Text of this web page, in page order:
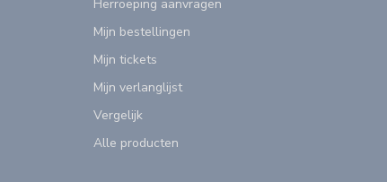
Herroeping aanvragen
Mijn bestellingen
Mijn tickets
Mijn verlanglijst
Vergelijk
Alle producten